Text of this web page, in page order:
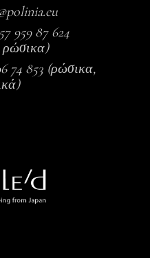
959 87 624
ρώσικα)
74 853 (ρώσικα,